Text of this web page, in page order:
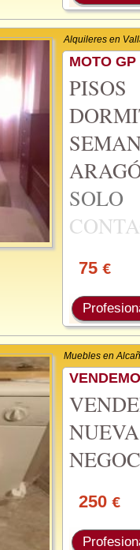
Alquileres en
MOTO
75 €
Muebles en
250 €